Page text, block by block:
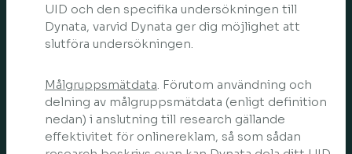
UID och den specifika undersökningen till
Dynata, varvid Dynata ger dig möjlighet att
slutföra undersökningen.
Målgruppsmätdata. Förutom användning och
delning av målgruppsmätdata (enligt definition
nedan) i anslutning till research gällande
effektivitet för onlinereklam, så som sådan